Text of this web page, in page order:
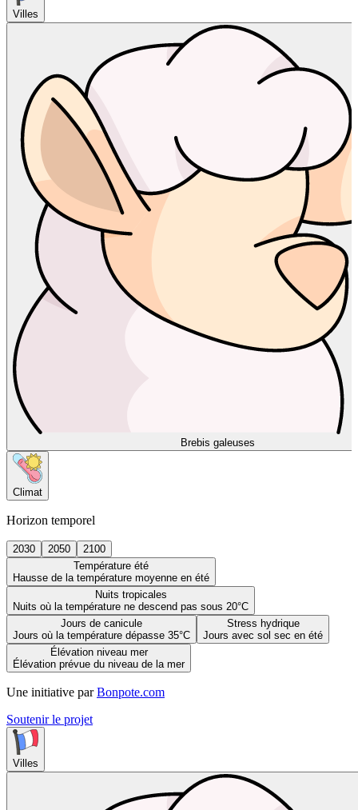
Villes
Brebis galeuses
Climat
Horizon temporel
2030 2050
2100
Température été
Hausse de la température moyenne en été
Nuits tropicales
Nuits où la température ne descend pas sous 20°C
Jours de canicule
Jours où la température dépasse 35°C
Stress hydrique
Jours avec sol sec en été
Élévation niveau mer
Élévation prévue du niveau de la mer
Une initiative par Bonpote.com
Soutenir le projet
Villes